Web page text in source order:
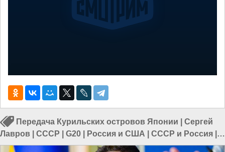
Передача Курильских островов Японии
Сергей
Лавров
СССР G20 Россия и США СССР и Россия
СССР и США|Россия и Запад